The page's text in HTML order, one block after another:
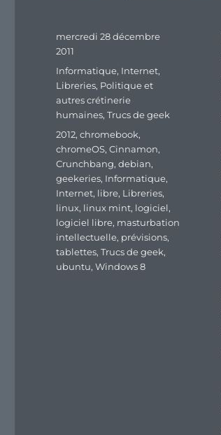
Publié
le
mercredi 28 décembre
2011
Catégories
Informatique, Internet,
Libreries, Politique et
autres crétinerie
humaines,Trucs de geek
Étiquettes
2012,chromebook,
chromeOS,Cinnamon,
Crunchbang,debian,
geekeries, Informatique,
Internet, libre, Libreries,
linux, linux mint, logiciel,
logiciel libre, masturbation
intellectuelle, prévisions,
tablettes,Trucs de geek,
ubuntu,Windows 8